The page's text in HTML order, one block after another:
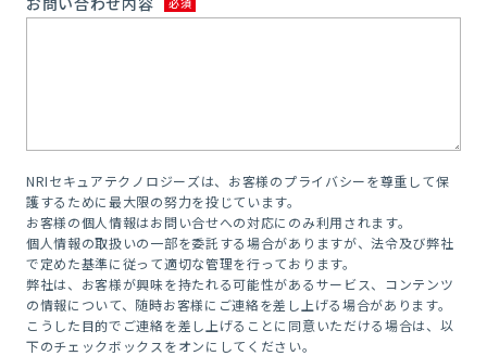
NRIセキュアテクノロジーズは、お客様のプライバシーを尊重して保
護するために最大限の努力を投じています。
お客様の個人情報はお問い合せへの対応にのみ利用されます。
個人情報の取扱いの一部を委託する場合がありますが、法令及び弊社
で定めた基準に従って適切な管理を行っております。
弊社は、お客様が興味を持たれる可能性があるサービス、コンテンツ
の情報について、随時お客様にご連絡を差し上げる場合があります。
こうした目的でご連絡を差し上げることに同意いただける場合は、以
下のチェックボックスをオンにしてください。